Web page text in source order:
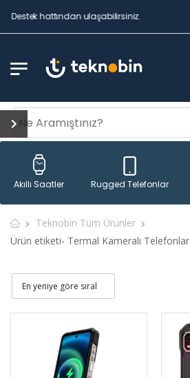
hattından ulaşabilirsiniz.
Akıllı Saatler Rugged Telefonlar
Teknobin Tüm Ürünler
Ürün etiketi- Termal Kameralı Telefonlar